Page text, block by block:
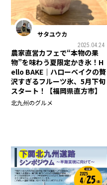
サタユウカ
2025.04.24
農家直営カフェで“本物の果
物”を味わう夏限定かき氷！H
ello BAKE｜ハローベイクの贅
沢すぎるフルーツ氷、5月下旬
スタート！【福岡県直方市】
北九州のグルメ